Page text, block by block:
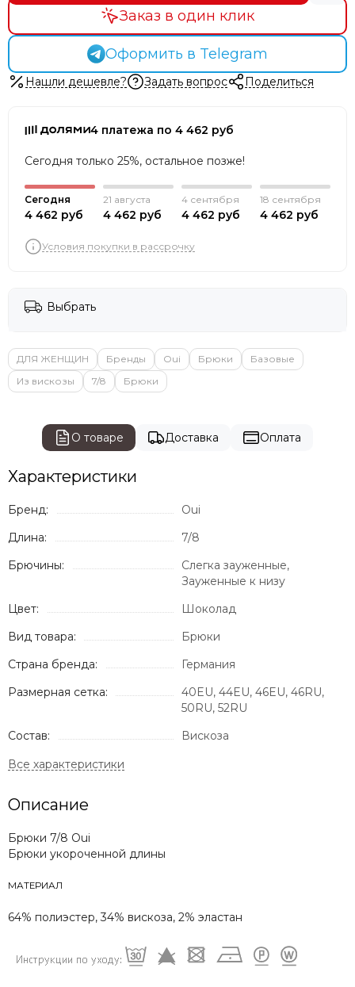
Заказ в один клик
Оформить в Telegram
Нашли дешевле? Задать вопрос Поделиться
4 платежа по 4 462 руб
Сегодня только 25%, остальное позже!
Сегодня
4 462 руб
21 августа
4 462 руб
4 сентября
4 462 руб
18 сентября
4 462 руб
Условия покупки в рассрочку
Выбрать
ДЛЯ ЖЕНЩИН Бренды Oui Брюки
Базовые
Из вискозы
7/8 Брюки
О товаре Доставка Оплата
Характеристики
Бренд:
Oui
Длина:
7/8
Брючины:
Слегка зауженные,
Зауженные к низу
Цвет:
Шоколад
Вид товара:
Брюки
Страна бренда:
Германия
Размерная сетка:
40EU, 44EU, 46EU, 46RU,
50RU, 52RU
Состав:
Вискоза
Описание
Брюки 7/8 Oui
Брюки укороченной длины
МАТЕРИАЛ
64% полиэстер, 34% вискоза, 2% эластан